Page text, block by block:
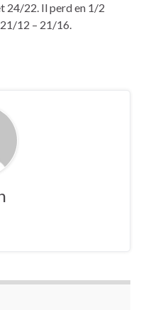
24/22. Il perd en 1/2
12 – 21/16.